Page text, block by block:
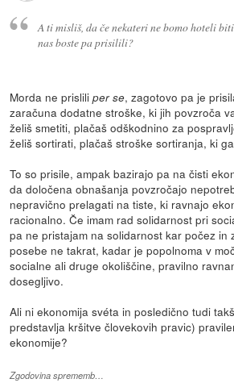
A ti misliš, da če nekateri ne bomo hoteli
nas boste pa prisilili?
Morda ne prisliliper se, zagotovo pa je
zaračuna dodatne stroške, ki jih povzroča
želiš smetiti, plačaš odškodnino za
želiš sortirati, plačaš stroške sortiranja, ki
To so prisile, ampak bazirajo pa na čisti
da določena obnašanja povzročajo
nepravično prelagati na tiste, ki ravnajo
racionalno. Če imam rad solidarnost pri
pa ne pristajam na solidarnost kar počez in
posebe ne takrat, kadar je popolnoma v
socialne ali druge okoliščine, pravilno
dosegljivo.
Ali ni ekonomija svéta in posledično tudi
predstavlja kršitve človekovih pravic)
ekonomije?
Zgodovina sprememb…